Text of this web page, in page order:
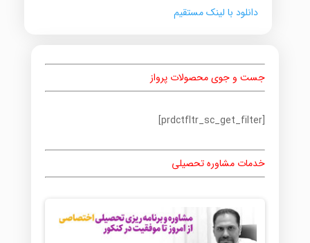
دانلود با لینک مستقیم
جست و جوی محصولات پرواز
[prdctfltr_sc_get_filter]
خدمات مشاوره تحصیلی